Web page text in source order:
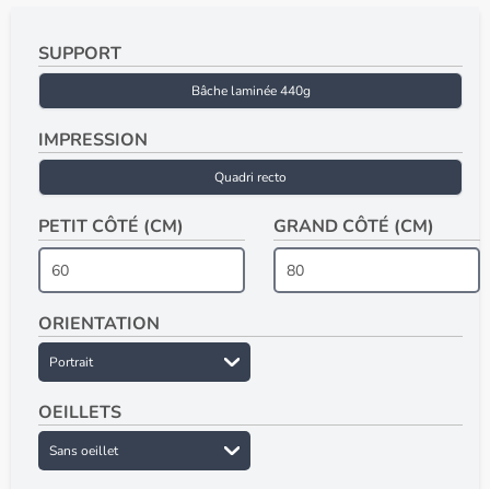
SUPPORT
Bâche laminée 440g
IMPRESSION
Quadri recto
PETIT CÔTÉ (CM) GRAND CÔTÉ (CM)
ORIENTATION
OEILLETS